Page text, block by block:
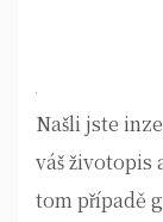
Našli jste
váš životopis
tom případě